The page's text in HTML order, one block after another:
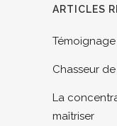
ARTICLES
Chasseur
La
maîtriser